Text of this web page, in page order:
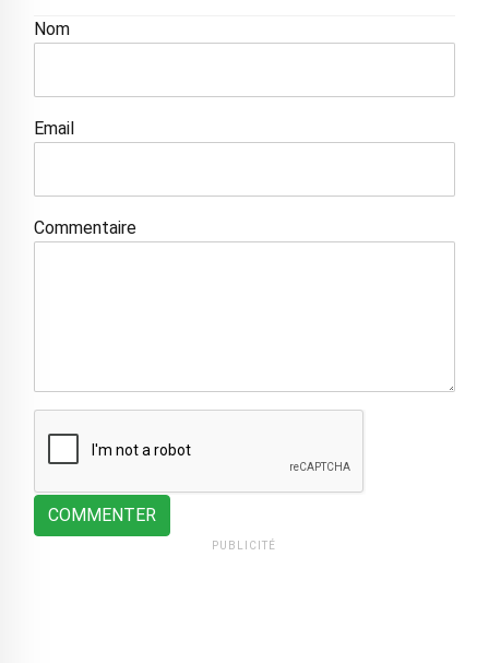
Nom
Email
Commentaire
COMMENTER
PUBLICITÉ